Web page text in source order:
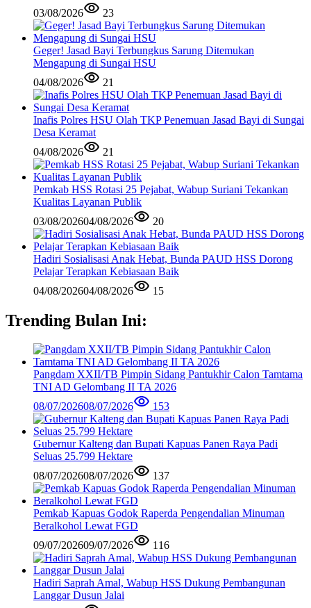
03/08/2026
23
Geger! Jasad Bayi Terbungkus Sarung Ditemukan
Mengapung di Sungai HSU
04/08/2026
21
Inafis Polres HSU Olah TKP Penemuan Jasad Bayi di Sungai
Desa Keramat
04/08/2026
21
Pemkab HSS Rotasi 25 Pejabat, Wabup Suriani Tekankan
Kualitas Layanan Publik
03/08/202604/08/2026 20
Hadiri Sosialisasi Anak Hebat, Bunda PAUD HSS Dorong
Pelajar Terapkan Kebiasaan Baik
04/08/202604/08/2026 15
Trending Bulan Ini:
Pangdam XXII/TB Pimpin Sidang Pantukhir Calon Tamtama
TNI AD Gelombang II TA 2026
08/07/202608/07/2026 153
Gubernur Kalteng dan Bupati Kapuas Panen Raya Padi
Seluas 25.799 Hektare
08/07/202608/07/2026 137
Pemkab Kapuas Godok Raperda Pengendalian Minuman
Beralkohol Lewat FGD
09/07/202609/07/2026 116
Hadiri Saprah Amal, Wabup HSS Dukung Pembangunan
Langgar Dusun Jalai